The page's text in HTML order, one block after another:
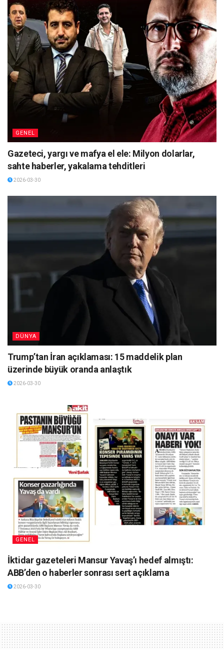
GENEL
Gazeteci, yargı ve mafya el ele: Milyon dolarlar,
sahte haberler, yakalama tehditleri
2026-03-30
DÜNYA
Trump’tan İran açıklaması: 15 maddelik plan
üzerinde büyük oranda anlaştık
2026-03-30
GENEL
İktidar gazeteleri Mansur Yavaş’ı hedef almıştı:
ABB’den o haberler sonrası sert açıklama
2026-03-30